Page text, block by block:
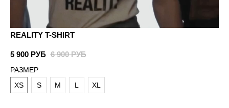
REALITY T-SHIRT
5 900 РУБ 6 900 РУБ
РАЗМЕР
XS
S M L XL